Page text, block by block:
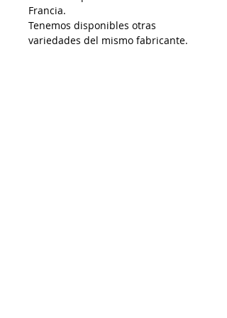
Francia.
Tenemos disponibles otras
variedades del mismo fabricante.